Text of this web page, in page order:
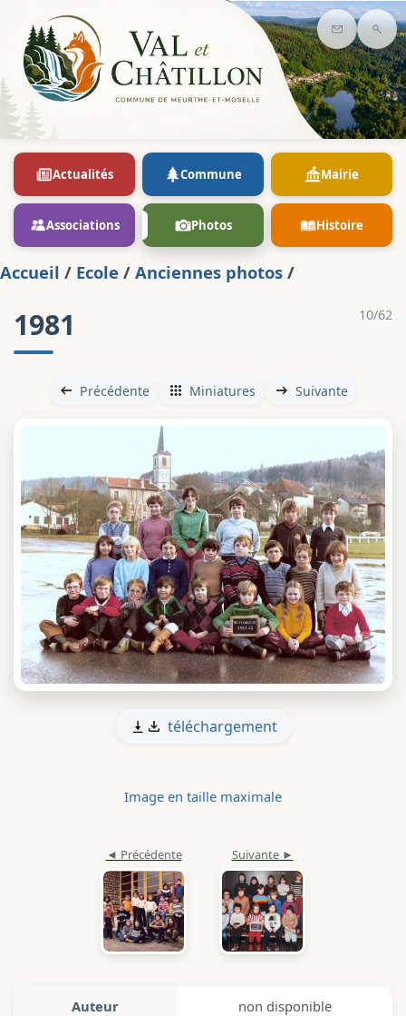
Contact
Actualités Commune Mairie
Associations Photos Histoire
Accueil / Ecole / Anciennes photos /
10/62
1981
Précédente Miniatures Suivante
téléchargement
Image en taille maximale
Auteur non disponible